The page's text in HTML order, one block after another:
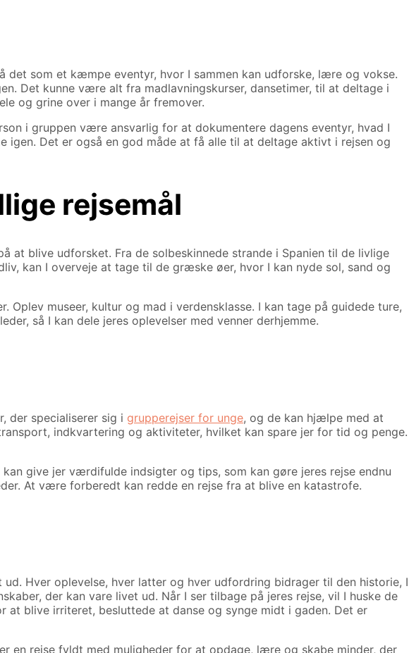
som et kæmpe eventyr, hvor I sammen kan udforske, lære og vokse.
Det kunne være alt fra madlavningskurser, dansetimer, til at deltage i
og grine over i mange år fremover.
i gruppen være ansvarlig for at dokumentere dagens eventyr, hvad I
igen. Det er også en god måde at få alle til at deltage aktivt i rejsen og
rejsemål
at blive udforsket. Fra de solbeskinnede strande i Spanien til de livlige
kan I overveje at tage til de græske øer, hvor I kan nyde sol, sand og
museer, kultur og mad i verdensklasse. I kan tage på guidede ture,
så I kan dele jeres oplevelser med venner derhjemme.
der specialiserer sig i grupperejser for unge, og de kan hjælpe med at
indkvartering og aktiviteter, hvilket kan spare jer for tid og penge.
give jer værdifulde indsigter og tips, som kan gøre jeres rejse endnu
At være forberedt kan redde en rejse fra at blive en katastrofe.
Hver oplevelse, hver latter og hver udfordring bidrager til den historie, I
der kan vare livet ud. Når I ser tilbage på jeres rejse, vil I huske de
blive irriteret, besluttede at danse og synge midt i gaden. Det er
en rejse fyldt med muligheder for at opdage, lære og skabe minder, der